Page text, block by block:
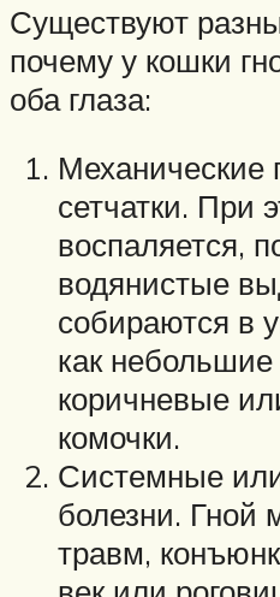
Существуют
почему у кошки
оба глаза:
Механические
сетчатки. При
воспаляется,
водянистые
собираются в
как
коричневые
комочки.
Системные
болезни. Гной
травм,